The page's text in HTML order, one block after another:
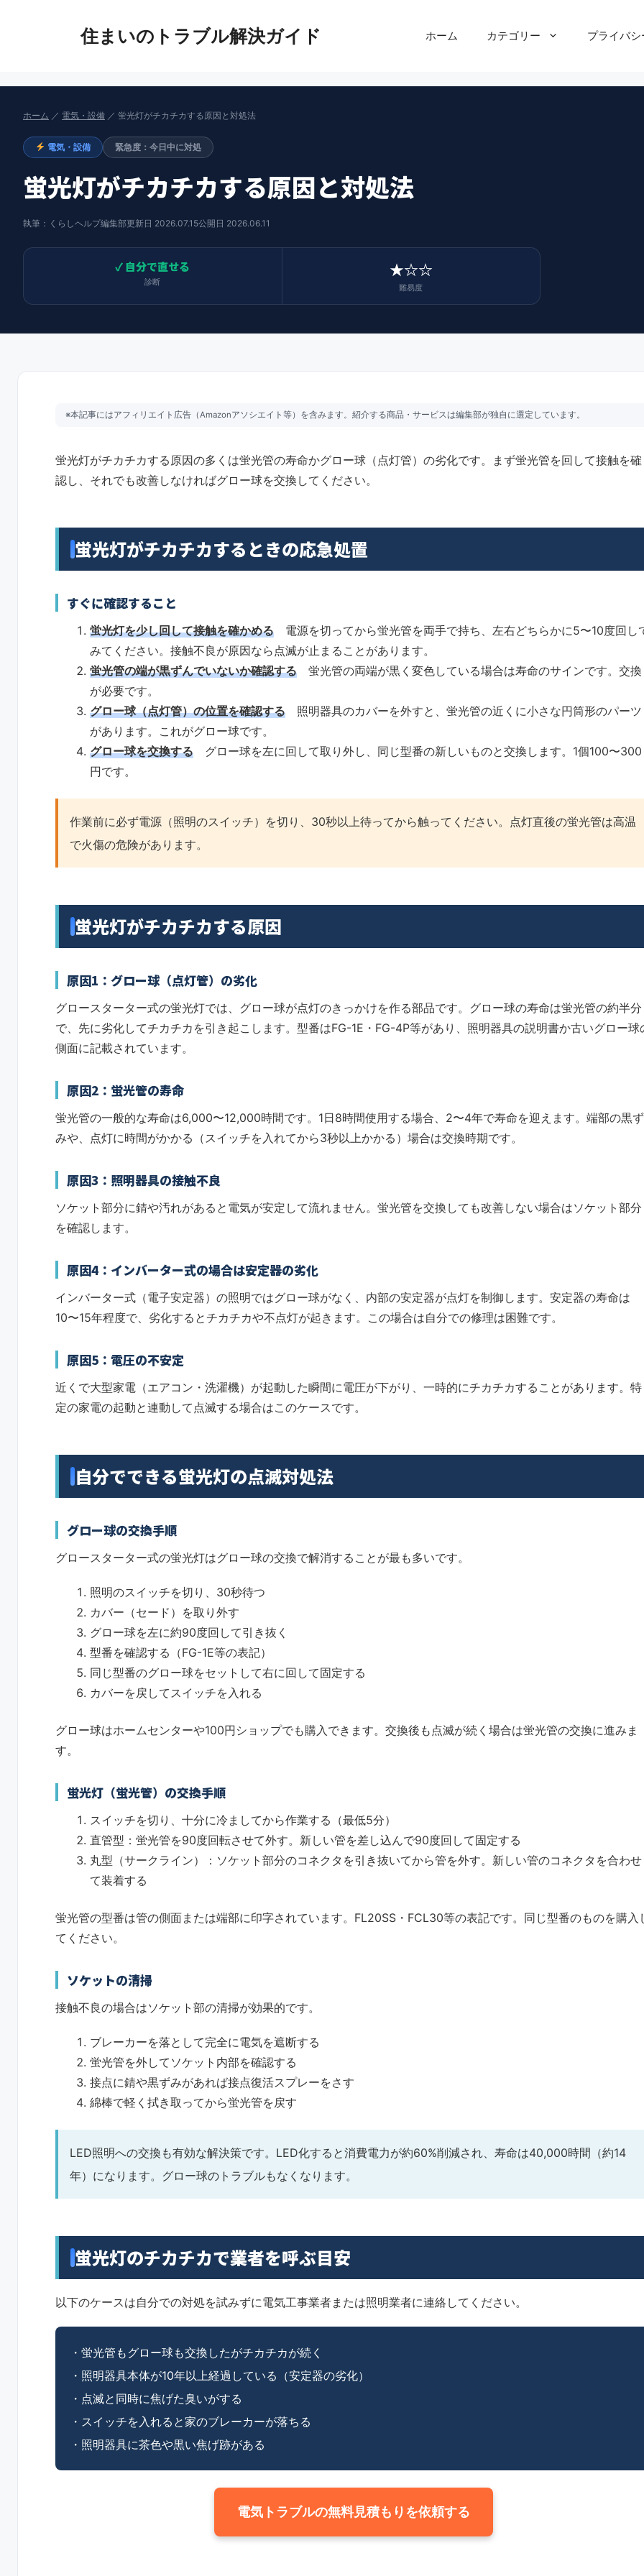
住まいのトラブル解決ガイド ホーム カテゴリー プライバ
ホーム ／ 電気・設備 ／ 蛍光灯がチカチカする原因と対処法
電気・設備 緊急度：今日中に対処
蛍光灯がチカチカする原因と対処法
執筆：くらしヘルプ編集部更新日 2026.07.15公開日 2026.06.11
✓ 自分で直せる
診断
★☆☆
難易度
※本記事にはアフィリエイト広告（Amazonアソシエイト等）を含みます。紹介する商品・サービスは編集部が独自に選定しています。
蛍光灯がチカチカする原因の多くは蛍光管の寿命かグロー球（点灯管）の劣化です。まず蛍光管を回して接触を確
認し、それでも改善しなければグロー球を交換してください。
蛍光灯がチカチカするときの応急処置
すぐに確認すること
蛍光灯を少し回して接触を確かめる 電源を切ってから蛍光管を両手で持ち、左右どちらかに5〜10度回し
みてください。接触不良が原因なら点滅が止まることがあります。
蛍光管の端が黒ずんでいないか確認する 蛍光管の両端が黒く変色している場合は寿命のサインです。交換
が必要です。
グロー球（点灯管）の位置を確認する 照明器具のカバーを外すと、蛍光管の近くに小さな円筒形のパーツ
があります。これがグロー球です。
グロー球を交換する グロー球を左に回して取り外し、同じ型番の新しいものと交換します。1個100〜300
円です。
作業前に必ず電源（照明のスイッチ）を切り、30秒以上待ってから触ってください。点灯直後の蛍光管は高温
で火傷の危険があります。
蛍光灯がチカチカする原因
原因1：グロー球（点灯管）の劣化
グロースターター式の蛍光灯では、グロー球が点灯のきっかけを作る部品です。グロー球の寿命は蛍光管の約半分
で、先に劣化してチカチカを引き起こします。型番はFG-1E・FG-4P等があり、照明器具の説明書か古いグロー球
側面に記載されています。
原因2：蛍光管の寿命
蛍光管の一般的な寿命は6,000〜12,000時間です。1日8時間使用する場合、2〜4年で寿命を迎えます。端部の黒ず
みや、点灯に時間がかかる（スイッチを入れてから3秒以上かかる）場合は交換時期です。
原因3：照明器具の接触不良
ソケット部分に錆や汚れがあると電気が安定して流れません。蛍光管を交換しても改善しない場合はソケット部分
を確認します。
原因4：インバーター式の場合は安定器の劣化
インバーター式（電子安定器）の照明ではグロー球がなく、内部の安定器が点灯を制御します。安定器の寿命は
10〜15年程度で、劣化するとチカチカや不点灯が起きます。この場合は自分での修理は困難です。
原因5：電圧の不安定
近くで大型家電（エアコン・洗濯機）が起動した瞬間に電圧が下がり、一時的にチカチカすることがあります。特
定の家電の起動と連動して点滅する場合はこのケースです。
自分でできる蛍光灯の点滅対処法
グロー球の交換手順
グロースターター式の蛍光灯はグロー球の交換で解消することが最も多いです。
照明のスイッチを切り、30秒待つ
カバー（セード）を取り外す
グロー球を左に約90度回して引き抜く
型番を確認する（FG-1E等の表記）
同じ型番のグロー球をセットして右に回して固定する
カバーを戻してスイッチを入れる
グロー球はホームセンターや100円ショップでも購入できます。交換後も点滅が続く場合は蛍光管の交換に進みま
す。
蛍光灯（蛍光管）の交換手順
スイッチを切り、十分に冷ましてから作業する（最低5分）
直管型：蛍光管を90度回転させて外す。新しい管を差し込んで90度回して固定する
丸型（サークライン）：ソケット部分のコネクタを引き抜いてから管を外す。新しい管のコネクタを合わせ
て装着する
蛍光管の型番は管の側面または端部に印字されています。FL20SS・FCL30等の表記です。同じ型番のものを購入
てください。
ソケットの清掃
接触不良の場合はソケット部の清掃が効果的です。
ブレーカーを落として完全に電気を遮断する
蛍光管を外してソケット内部を確認する
接点に錆や黒ずみがあれば接点復活スプレーをさす
綿棒で軽く拭き取ってから蛍光管を戻す
LED照明への交換も有効な解決策です。LED化すると消費電力が約60%削減され、寿命は40,000時間（約14
年）になります。グロー球のトラブルもなくなります。
蛍光灯のチカチカで業者を呼ぶ目安
以下のケースは自分での対処を試みずに電気工事業者または照明業者に連絡してください。
・蛍光管もグロー球も交換したがチカチカが続く
・照明器具本体が10年以上経過している（安定器の劣化）
・点滅と同時に焦げた臭いがする
・スイッチを入れると家のブレーカーが落ちる
・照明器具に茶色や黒い焦げ跡がある
電気トラブルの無料見積もりを依頼する